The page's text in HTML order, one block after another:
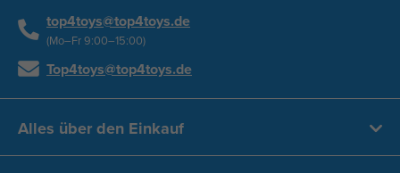
top4toys@top4toys.de
(Mo–Fr 9:00–15:00)
Top4toys@top4toys.de
Alles über den Einkauf